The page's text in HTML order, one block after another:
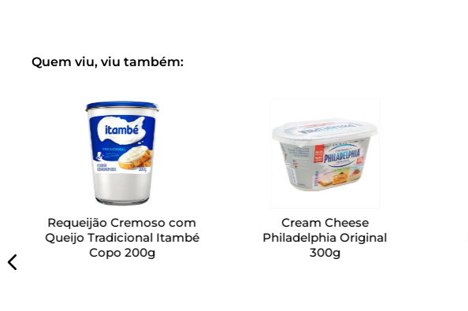
Quem viu, viu também:
Requeijão Cremoso com
Queijo Tradicional Itambé
Copo 200g
Cream Cheese
Philadelphia Original
300g